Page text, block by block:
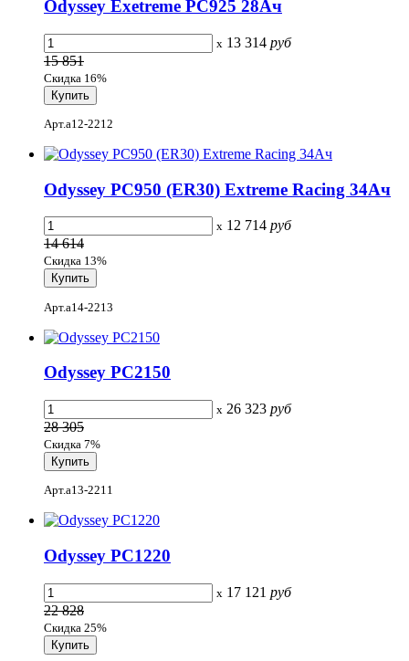
Odyssey Exetreme PC925 28Ач
x 13 314 руб
15 851
Скидка 16%
Арт.a12-2212
Odyssey PC950 (ER30) Extreme Racing 34Ач
x 12 714 руб
14 614
Скидка 13%
Арт.a14-2213
Odyssey PC2150
x 26 323 руб
28 305
Скидка 7%
Арт.a13-2211
Odyssey PC1220
x 17 121 руб
22 828
Скидка 25%